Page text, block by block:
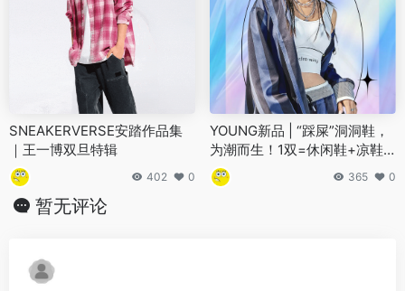
SNEAKERVERSE安踏作品集
｜王一博双旦特辑
402 0
YOUNG新品 | “踩屎”洞洞鞋，
为潮而生！1双=休闲鞋+凉鞋
+拖鞋，时尚百搭，舒适凉爽
365 0
暂无评论